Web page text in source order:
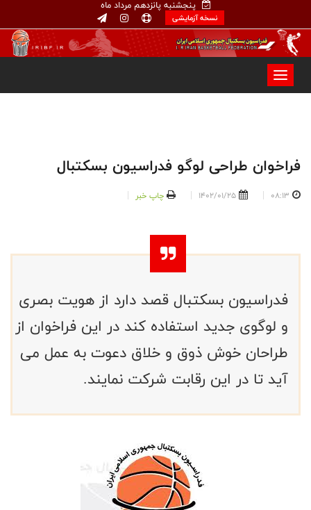
پنجشنبه پانزدهم مرداد ماه
نسخه آزمایشی
فراخوان طراحی لوگو فدراسیون بسکتبال
08:13
1402/01/25 چاپ خبر
فدراسیون بسکتبال قصد دارد از هویت بصری
و لوگوی جدید استفاده کند در این فراخوان از
طراحان خوش ذوق و خلاق دعوت به عمل می
آید تا در این رقابت شرکت نمایند.